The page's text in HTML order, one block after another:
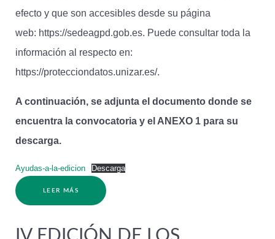
efecto y que son accesibles desde su página
web: https://sedeagpd.gob.es. Puede consultar toda la
información al respecto en:
https://protecciondatos.unizar.es/.
A continuación, se adjunta el documento donde se
encuentra la convocatoria y el ANEXO 1 para su
descarga.
Ayudas-a-la-edicion Descarga
LEER MÁS